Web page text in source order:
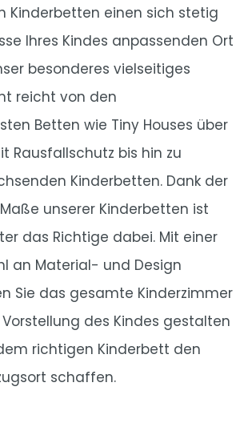
Kinderbetten einen sich stetig
Ihres Kindes anpassenden Ort
besonderes vielseitiges
reicht von den
Betten wie Tiny Houses über
Rausfallschutz bis hin zu
Kinderbetten. Dank der
unserer Kinderbetten ist
das Richtige dabei. Mit einer
an Material- und Design
Sie das gesamte Kinderzimmer
des Kindes gestalten
richtigen Kinderbett den
schaffen.